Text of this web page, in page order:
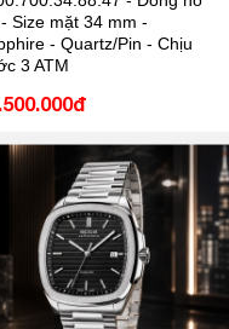
Size mặt 34 mm -
- Quartz/Pin - Chịu
3 ATM